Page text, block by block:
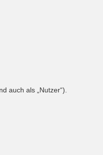
auch als „Nutzer“).